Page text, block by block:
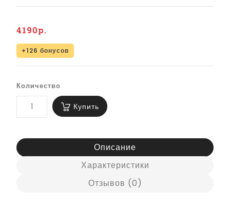
4190р.
+126 бонусов
Количество
Купить
Описание
Характеристики
Отзывов (0)